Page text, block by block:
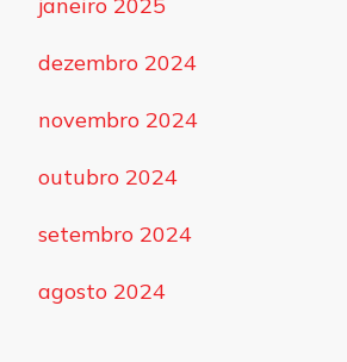
dezembro 2024
novembro 2024
outubro 2024
setembro 2024
agosto 2024